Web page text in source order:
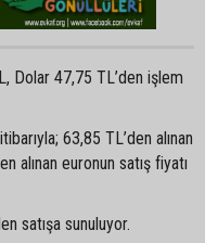
Dolar 47,75 TL’den işlem
63,85 TL’den alınan
alınan euronun satış fiyatı
satışa sunuluyor.